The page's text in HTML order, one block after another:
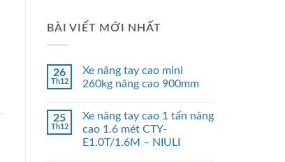
BÀI VIẾT MỚI NHẤT
26
Th12
Xe nâng tay cao mini
260kg nâng cao 900mm
25
Th12
Xe nâng tay cao 1 tấn nâng
cao 1.6 mét CTY-
E1.0T/1.6M – NIULI